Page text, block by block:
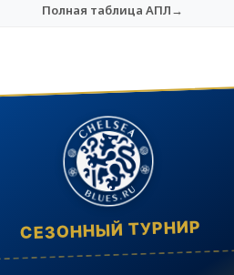
Полная таблица АПЛ→
СЕЗОННЫЙ ТУРНИР